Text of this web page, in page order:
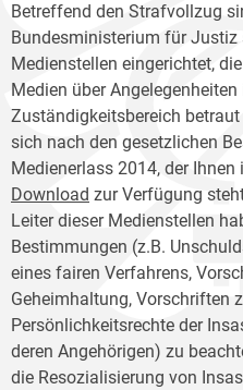
Betreffend den Strafvollzug
Bundesministerium für
Medienstellen eingerichtet,
Medien über Angelegenheiten
Zuständigkeitsbereich
sich nach den gesetzlichen
Medienerlass 2014, der Ihnen
Download zur Verfügung
Leiter dieser Medienstellen
Bestimmungen (z.B.
eines fairen Verfahrens,
Geheimhaltung, Vorschriften
Persönlichkeitsrechte der
deren Angehörigen) zu
die Resozialisierung von